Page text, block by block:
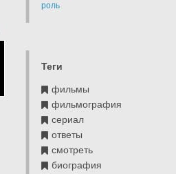
роль
Теги
фильмы
фильмография
сериал
ответы
смотреть
биография